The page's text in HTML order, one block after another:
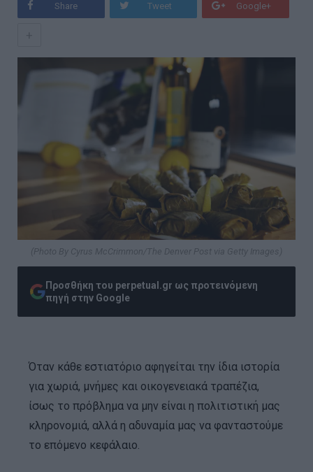
Share Tweet Google+
(Photo By Cyrus McCrimmon/The Denver Post via Getty Images)
Προσθήκη του perpetual.gr ως προτεινόμενη
πηγή στην Google
Όταν κάθε εστιατόριο αφηγείται την ίδια ιστορία
για χωριά, μνήμες και οικογενειακά τραπέζια,
ίσως το πρόβλημα να μην είναι η πολιτιστική μας
κληρονομιά, αλλά η αδυναμία μας να φανταστούμε
το επόμενο κεφάλαιο.